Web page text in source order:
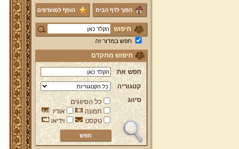
הפוך לדף הבית הוסף למועדפים
חיפוש
חפש במדור זה
חיפוש מתקדם
חפש את
קטגוריה
סיווג
כל הסיווגים
תמונה
אודיו
טקסט
וידיאו